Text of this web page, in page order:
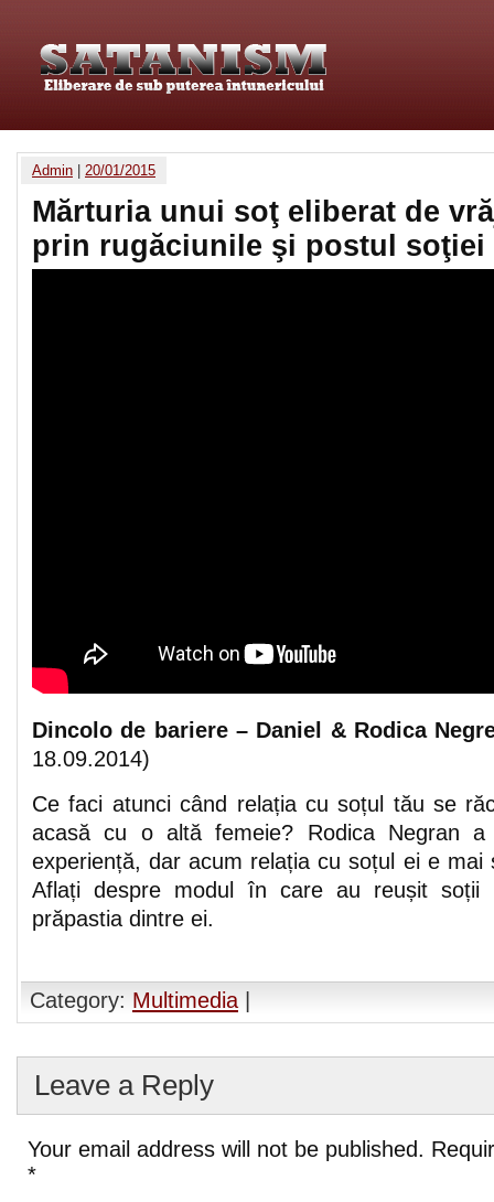
Admin 20/01/2015
Mărturia unui soţ eliberat de
prin rugăciunile şi postul soţiei
Dincolo de bariere – Daniel & Rodica
18.09.2014)
Ce faci atunci când relația cu soțul tău se
acasă cu o altă femeie? Rodica Negran
experiență, dar acum relația cu soțul ei e mai
Aflați despre modul în care au reușit soții
prăpastia dintre ei.
Category: Multimedia
Leave a Reply
Your email address will not be published.
*